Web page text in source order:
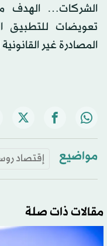
الشركات… الهدف
تعويضات للتطبيق
المصادرة غير
مواضيع إقتصاد
مقالات ذات صلة